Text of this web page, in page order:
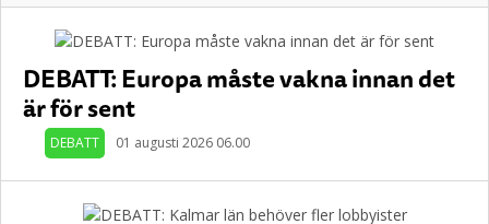
DEBATT: Europa måste vakna innan det
är för sent
DEBATT 01 augusti 2026 06.00